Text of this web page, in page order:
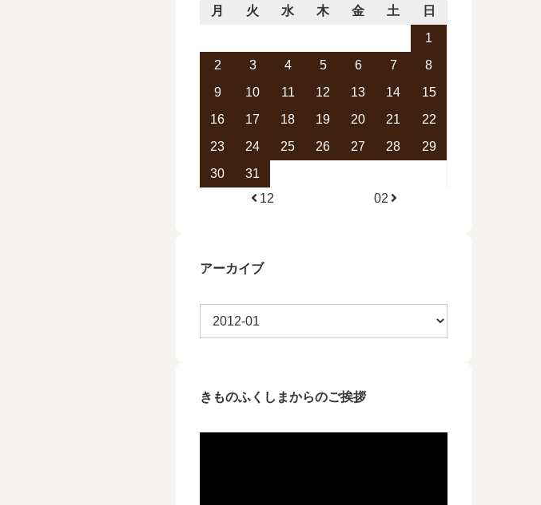
月
火 水 木 金 土
日
1
2
3 4 5 6 7
8
9
10 11 12 13 14
15
16
17 18 19 20 21
22
23
24 25 26 27 28
29
30
31
12
02
アーカイブ
きものふくしまからのご挨拶